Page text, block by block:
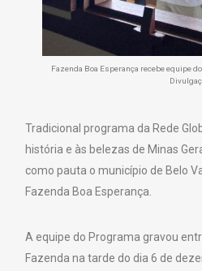
Fazenda Boa Esperança recebe equipe
Tradicional programa da Rede
história e às belezas de Minas
como pauta o município de Belo
Fazenda Boa Esperança.
A equipe do Programa gravou
Fazenda na tarde do dia 6 de